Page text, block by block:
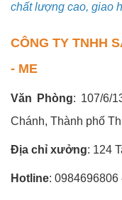
chất lượng cao, giao
CÔNG TY TNHH
- ME
Văn Phòng: 107/6/
Chánh, Thành phố
Địa chỉ xưởng: 124
Hotline: 0984696806